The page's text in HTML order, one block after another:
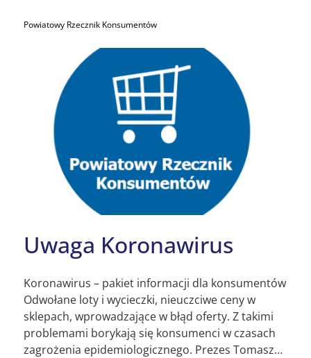
Powiatowy Rzecznik Konsumentów
Uwaga Koronawirus
Koronawirus – pakiet informacji dla konsumentów
Odwołane loty i wycieczki, nieuczciwe ceny w
sklepach, wprowadzające w błąd oferty. Z takimi
problemami borykają się konsumenci w czasach
zagrożenia epidemiologicznego. Prezes Tomasz…